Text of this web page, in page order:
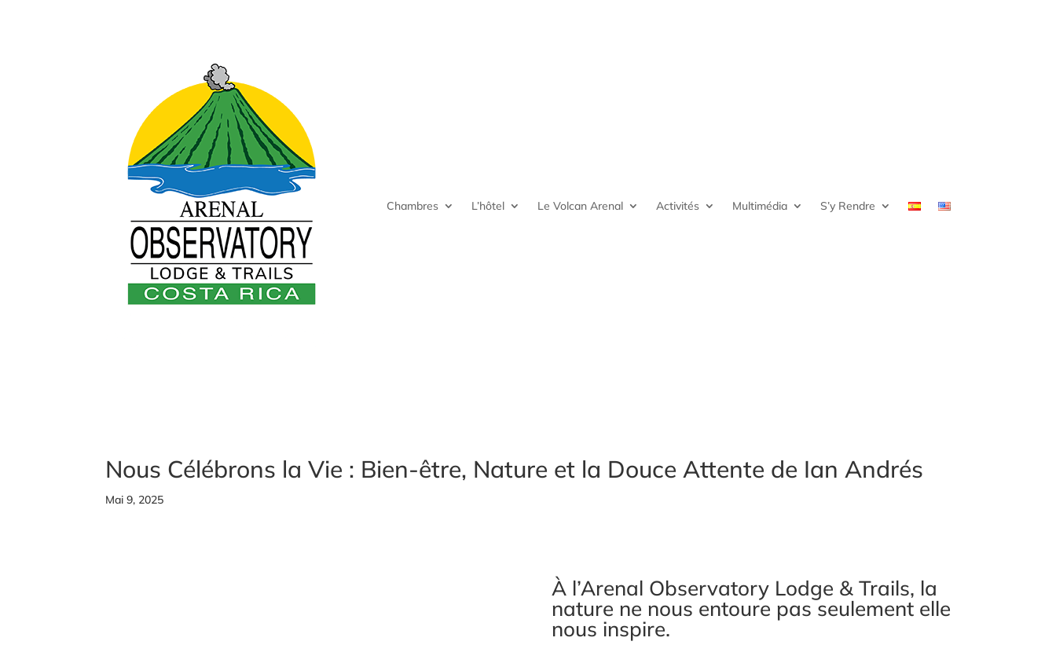
Chambres L’hôtel Le Volcan Arenal Activités Multimédia S’y Rendre
Nous Célébrons la Vie : Bien-être, Nature et la Douce Attente de Ian Andrés
Mai 9, 2025
À l’Arenal Observatory Lodge & Trails, la
nature ne nous entoure pas seulement elle
nous inspire.